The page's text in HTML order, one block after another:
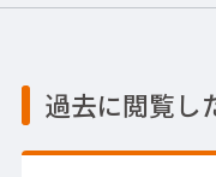
過去に閲覧し